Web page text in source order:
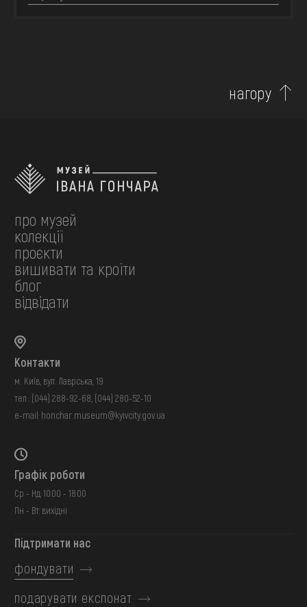
нагору
про музей
колекції
проєкти
вишивати та кроїти
блог
відвідати
Контакти
м. Київ, вул. Лаврська, 19
тел.: (044) 288-92-68 (044) 280-52-10
e-mail: honchar.museum@kyivcity.gov.ua
Графік роботи
Ср - Нд: 10:00 - 18:00
Пн - Вт: вихідні
Підтримати нас
фондувати
подарувати експонат